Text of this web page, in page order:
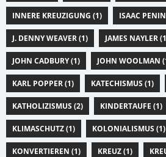
INNERE KREUZIGUNG (1) ISAAC
J. DENNY WEAVER (1) JAMES NAYLER
JOHN CADBURY (1) JOHN WOOLMAN
KARL POPPER (1) KATECHISMUS (1)
KATHOLIZISMUS (2) KINDERTAUFE (1)
KLIMASCHUTZ (1) KOLONIALISMUS (1)
KONVERTIEREN (1) KREUZ (1)